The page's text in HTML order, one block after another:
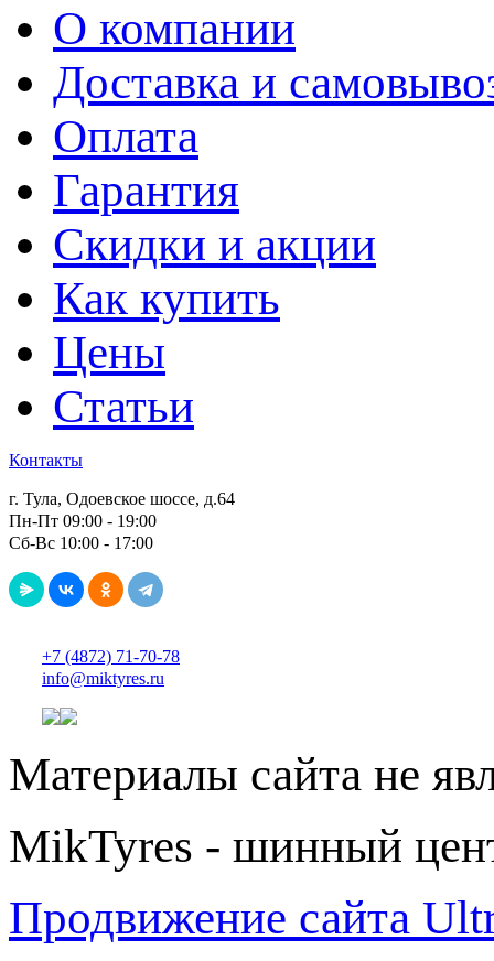
О компании
Доставка и
Оплата
Гарантия
Скидки и акции
Как купить
Цены
Статьи
Контакты
г. Тула, Одоевское шоссе, д.64
Пн-Пт 09:00 - 19:00
Сб-Вс 10:00 - 17:00
+7 (4872) 71-70-78
info@miktyres.ru
Материалы сайта не
MikTyres - шинный
Продвижение сайта